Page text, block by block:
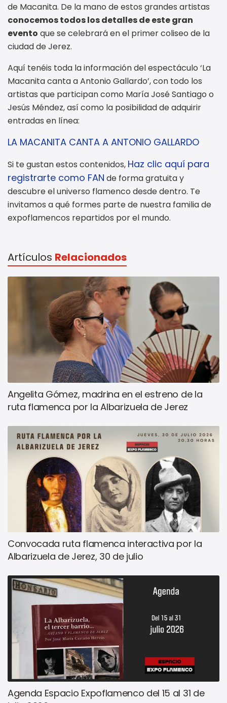
de Macanita. De la mano de estos grandes artistas
conocemos todos los detalles de este gran
evento que se celebrará en el primer coliseo de la
ciudad de Jerez.
Aquí tenéis toda la información del espectáculo ‘La
Macanita canta a Antonio Gallardo’, con todo los
artistas que participan como María José Santiago o
Jesús Méndez, así como la posibilidad de adquirir
entradas en línea:
LA MACANITA CANTA A ANTONIO GALLARDO
Si te gustan estos contenidos, Haz clic aquí para
registrarte como FAN de forma gratuita y
descubre el universo flamenco desde dentro. Te
invitamos a qué formes parte de nuestra familia de
expoflamencos repartidos por el mundo.
Artículos Relacionados
Angelita Gómez, madrina en el estreno de la
ruta flamenca por la Albarizuela de Jerez
Convocada ruta flamenca interactiva por la
Albarizuela de Jerez, 30 de julio
Agenda Espacio Expoflamenco del 15 al 31 de